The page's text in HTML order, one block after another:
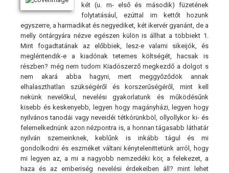
két (u. m- első és második) füzetének
folytatásául, ezúttal im kettőt hozunk
egyszerre, a harmadikat és negyediket, két ikervér gyanánt, de a
melly öntárgyára nézve egészen külön is állhat a többiekt 1.
Mint fogadtatának az előbbiek, lesz-e valami sikeijók, és
megléritendik-e a kiadónak tetemes költségét, hacsak is
részben? még nem tudom Kiadószerző megkezdő a dolgot s
nem akará abba hagyni, mert meggyőződök annak
elhalaszthatlan szükségéről és korszerűségéről, mint kell
nekünk nevelőkul, nevelési gyakorlatunk és működésűnk
kisebb és keskenyebb, legyen hogy magányházi, legyen hogy
nyilvános tanodái vagy neveidéi tétkórünkböl, ollyollykor ki- és
felemelkednünk azon nézpontra is, a honnan tágasabb láthatár
nyilván szemeinknek, keblűnk is inkább tágul és mi
gondolkodni és eszméket váltani kénytelenittetünk arról, hogy
mi legyen az, a mi a nagyobb nemzedéki kör, a felekezet, a
haza és az emberiség nevelési érdekeiben áll? mint lehet